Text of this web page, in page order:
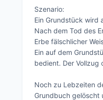
Szenario:
Ein Grundstück wird
Nach dem Tod des
Erbe fälschlicher
Ein auf dem
bedient. Der Vollzug
Noch zu Lebzeiten
Grundbuch gelöscht